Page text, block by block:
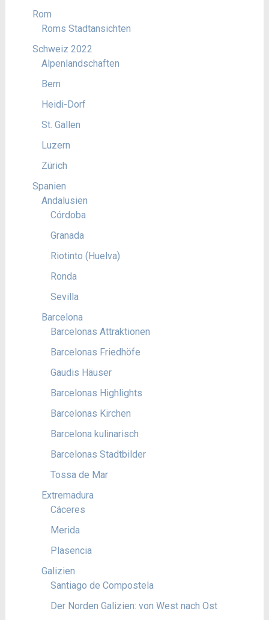
Rom
Roms Stadtansichten
Schweiz 2022
Alpenlandschaften
Bern
Heidi-Dorf
St. Gallen
Luzern
Zürich
Spanien
Andalusien
Córdoba
Granada
Riotinto (Huelva)
Ronda
Sevilla
Barcelona
Barcelonas Attraktionen
Barcelonas Friedhöfe
Gaudis Häuser
Barcelonas Highlights
Barcelonas Kirchen
Barcelona kulinarisch
Barcelonas Stadtbilder
Tossa de Mar
Extremadura
Cáceres
Merida
Plasencia
Galizien
Santiago de Compostela
Der Norden Galizien: von West nach Ost